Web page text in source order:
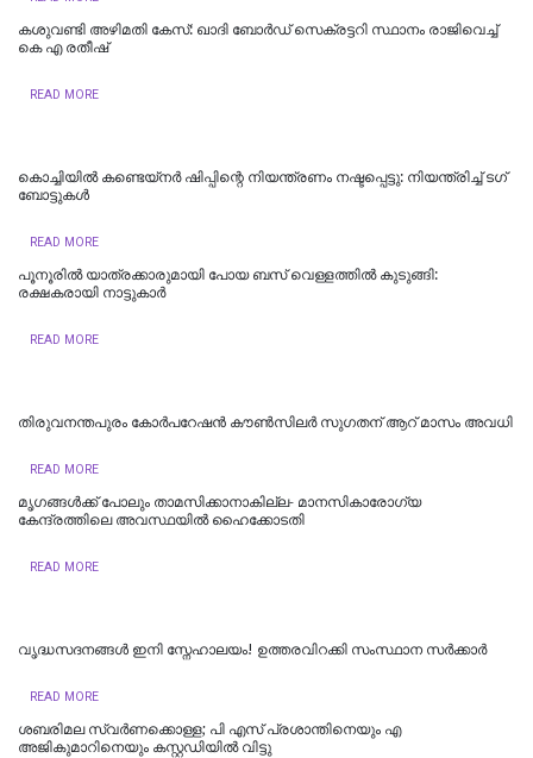
കശുവണ്ടി അഴിമതി കേസ്: ഖാദി ബോര്‍ഡ് സെക്രട്ടറി സ്ഥാനം രാജിവെച്ച്
കെ എ രതീഷ്
READ MORE
കൊച്ചിയിൽ കണ്ടെയ്‌നർ ഷിപ്പിന്റെ നിയന്ത്രണം നഷ്ടപ്പെട്ടു: നിയന്ത്രിച്ച് ടഗ്
ബോട്ടുകൾ
READ MORE
പൂനൂരിൽ യാത്രക്കാരുമായി പോയ ബസ് വെള്ളത്തിൽ കുടുങ്ങി:
രക്ഷകരായി നാട്ടുകാർ
READ MORE
തിരുവനന്തപുരം കോർപറേഷൻ കൗൺസിലർ സുഗതന് ആറ് മാസം അവധി
READ MORE
മൃഗങ്ങള്‍ക്ക് പോലും താമസിക്കാനാകില്ല- മാനസികാരോഗ്യ
കേന്ദ്രത്തിലെ അവസ്ഥയിൽ ഹൈക്കോടതി
READ MORE
വൃദ്ധസദനങ്ങൾ ഇനി സ്നേഹാലയം! ഉത്തരവിറക്കി സംസ്ഥാന സർക്കാർ
READ MORE
ശബരിമല സ്വർണക്കൊള്ള; പി എസ് പ്രശാന്തിനെയും എ
അജികുമാറിനെയും കസ്റ്റഡിയിൽ വിട്ടു